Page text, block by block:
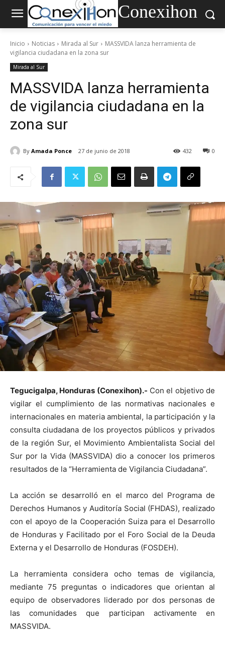
Conexihon
Inicio Noticias Mirada al Sur
MASSVIDA lanza herramienta de
vigilancia ciudadana en la zona sur
Mirada al Sur
MASSVIDA lanza herramienta
de vigilancia ciudadana en la
zona sur
By Amada Ponce 27 de junio de 2018 0
432
Tegucigalpa, Honduras (Conexihon).- Con el objetivo de
vigilar el cumplimiento de las normativas nacionales e
internacionales en materia ambiental, la participación y la
consulta ciudadana de los proyectos públicos y privados
de la región Sur, el Movimiento Ambientalista Social del
Sur por la Vida (MASSVIDA) dio a conocer los primeros
resultados de la “Herramienta de Vigilancia Ciudadana”.
La acción se desarrolló en el marco del Programa de
Derechos Humanos y Auditoría Social (FHDAS), realizado
con el apoyo de la Cooperación Suiza para el Desarrollo
de Honduras y Facilitado por el Foro Social de la Deuda
Externa y el Desarrollo de Honduras (FOSDEH).
La herramienta considera ocho temas de vigilancia,
mediante 75 preguntas o indicadores que orientan al
equipo de observadores liderado por dos personas de
las comunidades que participan activamente en
MASSVIDA.